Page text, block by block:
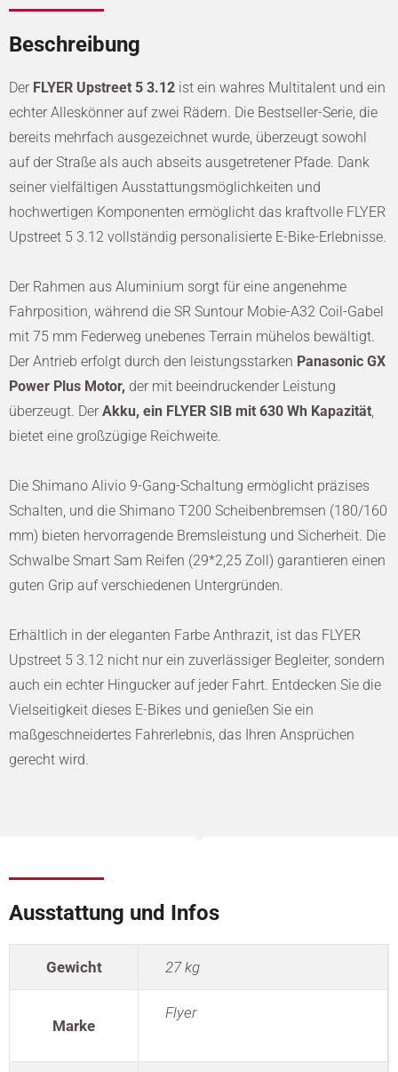
Beschreibung
Der FLYER Upstreet 5 3.12 ist ein wahres Multitalent und ein
echter Alleskönner auf zwei Rädern. Die Bestseller-Serie, die
bereits mehrfach ausgezeichnet wurde, überzeugt sowohl
auf der Straße als auch abseits ausgetretener Pfade. Dank
seiner vielfältigen Ausstattungsmöglichkeiten und
hochwertigen Komponenten ermöglicht das kraftvolle FLYER
Upstreet 5 3.12 vollständig personalisierte E-Bike-Erlebnisse.
Der Rahmen aus Aluminium sorgt für eine angenehme
Fahrposition, während die SR Suntour Mobie-A32 Coil-Gabel
mit 75 mm Federweg unebenes Terrain mühelos bewältigt.
Der Antrieb erfolgt durch den leistungsstarken Panasonic GX
Power Plus Motor, der mit beeindruckender Leistung
überzeugt. Der Akku, ein FLYER SIB mit 630 Wh Kapazität,
bietet eine großzügige Reichweite.
Die Shimano Alivio 9-Gang-Schaltung ermöglicht präzises
Schalten, und die Shimano T200 Scheibenbremsen (180/160
mm) bieten hervorragende Bremsleistung und Sicherheit. Die
Schwalbe Smart Sam Reifen (29*2,25 Zoll) garantieren einen
guten Grip auf verschiedenen Untergründen.
Erhältlich in der eleganten Farbe Anthrazit, ist das FLYER
Upstreet 5 3.12 nicht nur ein zuverlässiger Begleiter, sondern
auch ein echter Hingucker auf jeder Fahrt. Entdecken Sie die
Vielseitigkeit dieses E-Bikes und genießen Sie ein
maßgeschneidertes Fahrerlebnis, das Ihren Ansprüchen
gerecht wird.
Ausstattung und Infos
Gewicht 27 kg
Marke
Flyer